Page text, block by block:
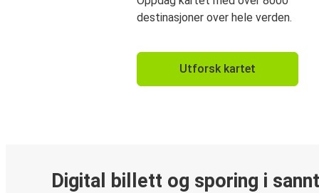
destinasjoner over hele verden.
Utforsk kartet
Digital billett og sporing i